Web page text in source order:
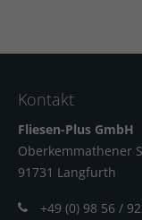
Kontakt
Fliesen-Plus GmbH
Oberkemmathener
91731 Langfurth
+49 (0) 98 56 /